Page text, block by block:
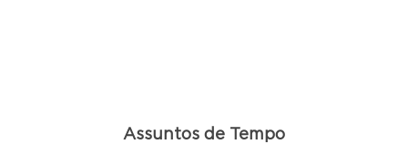
Assuntos de Tempo